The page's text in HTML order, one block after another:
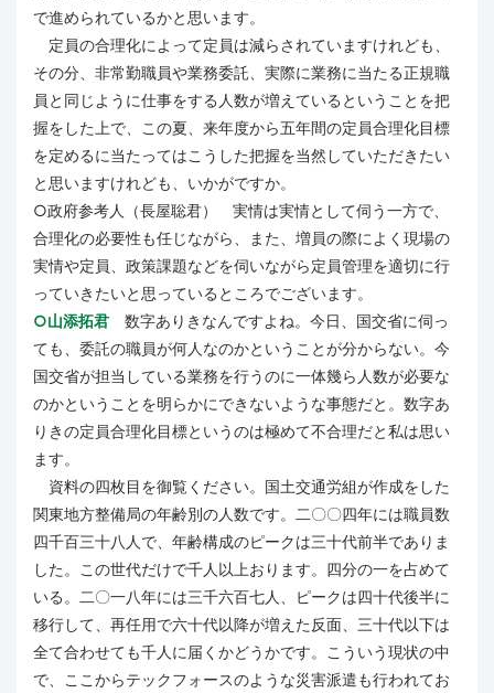
で進められているかと思います。
定員の合理化によって定員は減らされていますけれども、
その分、非常勤職員や業務委託、実際に業務に当たる正規職
員と同じように仕事をする人数が増えているということを把
握をした上で、この夏、来年度から五年間の定員合理化目標
を定めるに当たってはこうした把握を当然していただきたい
と思いますけれども、いかがですか。
○政府参考人（長屋聡君） 実情は実情として伺う一方で、
合理化の必要性も任じながら、また、増員の際によく現場の
実情や定員、政策課題などを伺いながら定員管理を適切に行
っていきたいと思っているところでございます。
○山添拓君 数字ありきなんですよね。今日、国交省に伺っ
ても、委託の職員が何人なのかということが分からない。今
国交省が担当している業務を行うのに一体幾ら人数が必要な
のかということを明らかにできないような事態だと。数字あ
りきの定員合理化目標というのは極めて不合理だと私は思い
ます。
資料の四枚目を御覧ください。国土交通労組が作成をした
関東地方整備局の年齢別の人数です。二〇〇四年には職員数
四千百三十八人で、年齢構成のピークは三十代前半でありま
した。この世代だけで千人以上おります。四分の一を占めて
いる。二〇一八年には三千六百七人、ピークは四十代後半に
移行して、再任用で六十代以降が増えた反面、三十代以下は
全て合わせても千人に届くかどうかです。こういう現状の中
で、ここからテックフォースのような災害派遣も行われてお